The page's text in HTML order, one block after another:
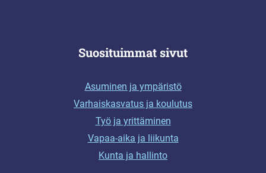
Suosituimmat sivut
Asuminen ja ympäristö
Varhaiskasvatus ja koulutus
Työ ja yrittäminen
Vapaa-aika ja liikunta
Kunta ja hallinto